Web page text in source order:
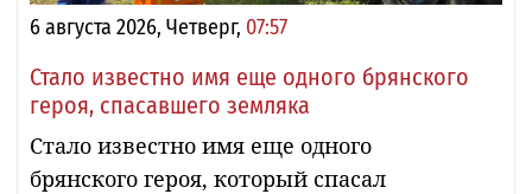
6 августа 2026, Четверг, 07:57
Стало известно имя еще одного брянского
героя, спасавшего земляка
Стало известно имя еще одного
брянского героя, который спасал